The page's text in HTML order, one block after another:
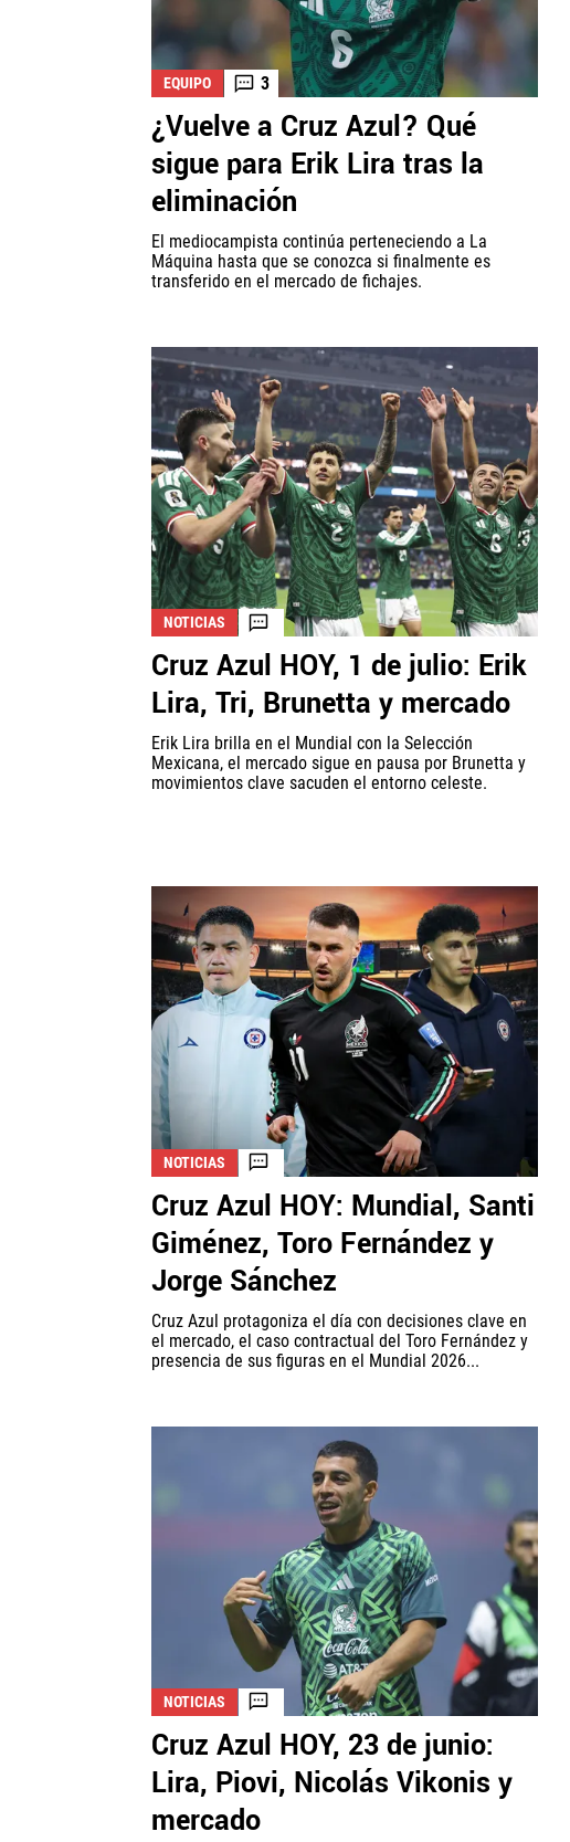
EQUIPO 3
¿Vuelve a Cruz Azul? Qué
sigue para Erik Lira tras la
eliminación
El mediocampista continúa perteneciendo a La
Máquina hasta que se conozca si finalmente es
transferido en el mercado de fichajes.
NOTICIAS
Cruz Azul HOY, 1 de julio: Erik
Lira, Tri, Brunetta y mercado
Erik Lira brilla en el Mundial con la Selección
Mexicana, el mercado sigue en pausa por Brunetta y
movimientos clave sacuden el entorno celeste.
NOTICIAS
Cruz Azul HOY: Mundial, Santi
Giménez, Toro Fernández y
Jorge Sánchez
Cruz Azul protagoniza el día con decisiones clave en
el mercado, el caso contractual del Toro Fernández y
presencia de sus figuras en el Mundial 2026...
NOTICIAS
Cruz Azul HOY, 23 de junio:
Lira, Piovi, Nicolás Vikonis y
mercado